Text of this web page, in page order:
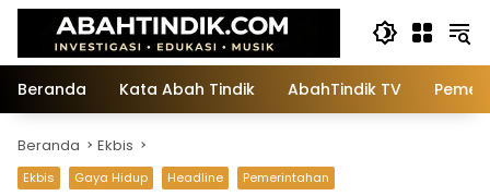
Langsung
konten
Beranda
Kata Abah Tindik AbahTindik TV
Beranda Ekbis
Ekbis Gaya Hidup Headline Pemerintahan